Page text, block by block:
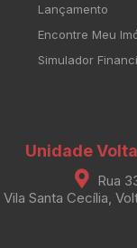
Lançamento
Encontre Meu
Simulador
Unidade
Rua
Vila Santa Cecília,